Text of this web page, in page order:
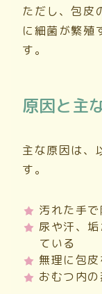
ただし、包皮
に細菌が繁殖
す。
原因と主
主な原因は、
す。
汚れた手
尿や汗、
ている
無理に包
おむつ内